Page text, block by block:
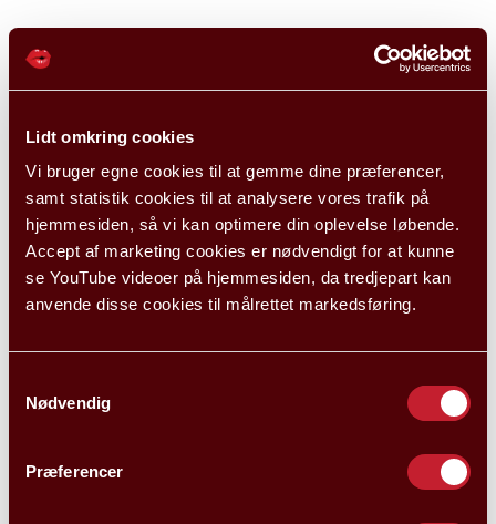
Lidt omkring cookies
Vi bruger egne cookies til at gemme dine præferencer,
samt statistik cookies til at analysere vores trafik på
hjemmesiden, så vi kan optimere din oplevelse løbende.
Accept af marketing cookies er nødvendigt for at kunne
se YouTube videoer på hjemmesiden, da tredjepart kan
anvende disse cookies til målrettet markedsføring.
Nødvendig
Præferencer